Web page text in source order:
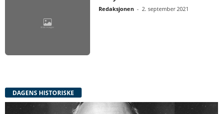
Redaksjonen - 2. september 2021
DAGENS HISTORISKE